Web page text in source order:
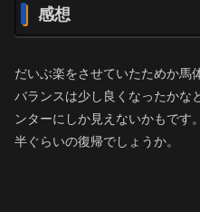
感想
だいぶ楽をさせていたためか馬
バランスは少し良くなったかな
ンターにしか見えないかもです
半ぐらいの復帰でしょうか。